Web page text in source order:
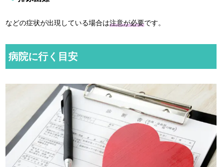
などの症状が出現している場合は注意が必要です。
病院に行く目安